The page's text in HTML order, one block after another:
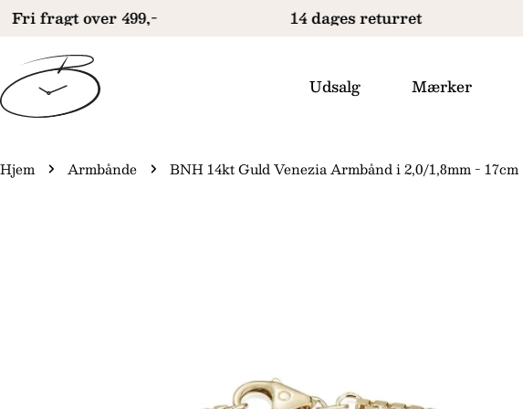
Gå
indhold
Fri fragt over 499,- 14 dages returret
Udsalg Mærker
Hjem Armbånde BNH 14kt Guld Venezia Armbånd i 2,0/1,8mm - 17cm